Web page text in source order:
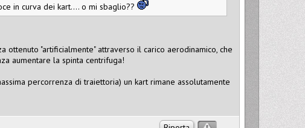
in curva dei kart.... o mi sbaglio??
"artificialmente" attraverso il carico aerodinamico, che
aumentare la spinta centrifuga!
percorrenza di traiettoria) un kart rimane assolutamente